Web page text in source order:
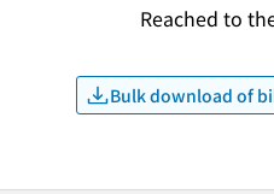
Reached to
Bulk download of